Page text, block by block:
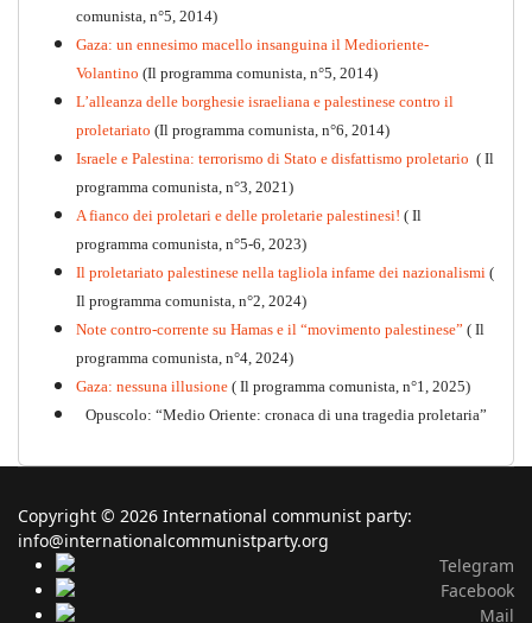
comunista, n°5, 2014)
Gaza: un ennesimo macello insanguina il Medioriente-
Volantino (Il programma comunista, n°5, 2014)
L’alleanza delle borghesie israeliana e palestinese contro il
proletariato (Il programma comunista, n°6, 2014)
Israele e Palestina: terrorismo di Stato e disfattismo proletario ( Il
programma comunista, n°3, 2021)
A fianco dei proletari e delle proletarie palestinesi! ( Il
programma comunista, n°5-6, 2023)
Il proletariato palestinese nella tagliola infame dei nazionalismi (
Il programma comunista, n°2, 2024)
Note contro-corrente su Hamas e il “movimento palestinese” ( Il
programma comunista, n°4, 2024)
Gaza: nessuna illusione ( Il programma comunista, n°1, 2025)
Opuscolo: “Medio Oriente: cronaca di una tragedia proletaria”
Copyright © 2026 International communist party:
info@internationalcommunistparty.org